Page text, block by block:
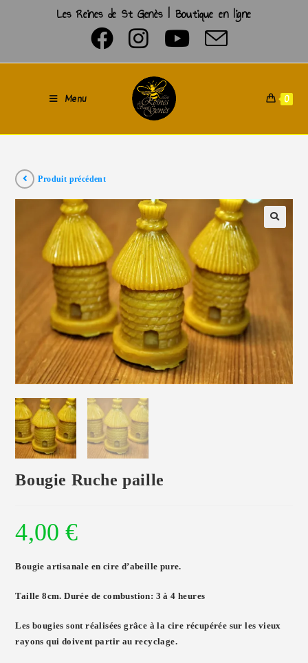
Les Reines de St Genès | Boutique en ligne
Menu 0
Produit précédent
Bougie Ruche paille
4,00 €
Bougie artisanale en cire d’abeille pure.
Taille 8cm. Durée de combustion: 3 à 4 heures
Les bougies sont réalisées grâce à la cire récupérée sur les vieux
rayons qui doivent partir au recyclage.